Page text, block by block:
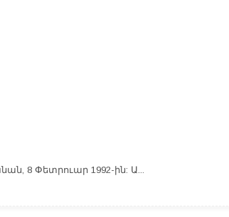
8 Փետրուար 1992-ին: Ա...